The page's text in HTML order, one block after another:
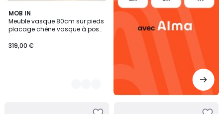
MOB IN
Meuble vasque 80cm sur pieds
placage chêne vasque à poser
319,00 €
2
Couleurs